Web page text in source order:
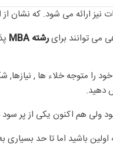
ارائه می شود. که نشان از
می توانند برایرشته MBA
متوجه خلاء ها , نیازها,
دهید.
باشید اما تا حد بسیاری